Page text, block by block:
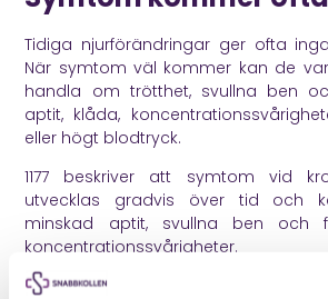
Tidiga njurförändringar ger ofta
När symtom väl kommer kan de
handla om trötthet, svullna ben
aptit, klåda,
eller högt blodtryck.
1177 beskriver att symtom vid
utvecklas gradvis över tid och
minskad aptit, svullna ben och
koncentrationssvårigheter.
Det är därför blodtrycksmätning,